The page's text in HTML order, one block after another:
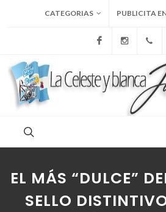
CATEGORIAS PUBLICITA
Facebook
EL MÁS “DULCE”
SELLO